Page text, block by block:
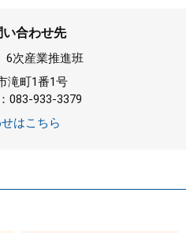
合わせ先
6次産業推進班
滝町1番1号
083-933-3379
はこちら